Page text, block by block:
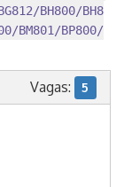
BH800/BH8
BM801/BP800/
Vagas: 5